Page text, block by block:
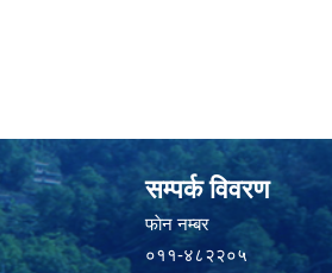
सम्पर्क विवरण
फाेन न‌‍‍‍‌‌म्बर
०११-४८२२०५